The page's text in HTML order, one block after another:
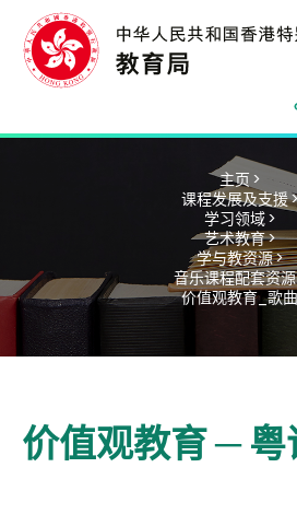
主页 >
课程发展及支援 >
学习领域 >
艺术教育 >
学与教资源 >
音乐课程配套资源
价值观教育_歌曲
价值观教育 ─